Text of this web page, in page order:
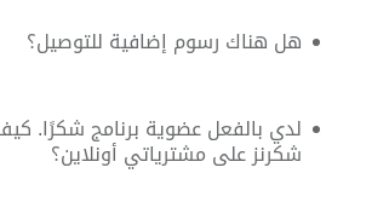
هل هناك رسوم إضافية للتوصيل؟
لدي بالفعل عضوية برنامج شكرًا.
شكرنز على مشترياتي أونلاين؟